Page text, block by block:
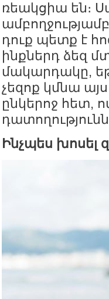
ռեակցիա են։
դուք պետք է
ինքներդ ձեզ
մակարդակը,
չեզոք կմնա
ընկերոջ հետ,
Ինչպես խոսել